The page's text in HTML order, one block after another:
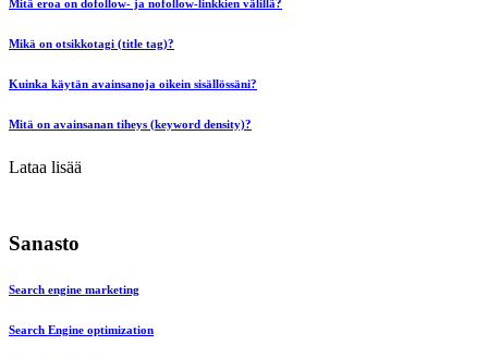
Mitä eroa on dofollow- ja nofollow-linkkien välillä?
Mikä on otsikkotagi (title tag)?
Kuinka käytän avainsanoja oikein sisällössäni?
Mitä on avainsanan tiheys (keyword density)?
Lataa lisää
Sanasto
Search engine marketing
Search Engine optimization